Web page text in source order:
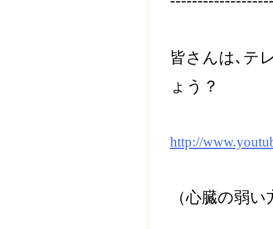
皆さんは､テ
ょう？
http://
（心臓の弱